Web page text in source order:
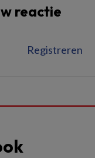
reactie
Registreren